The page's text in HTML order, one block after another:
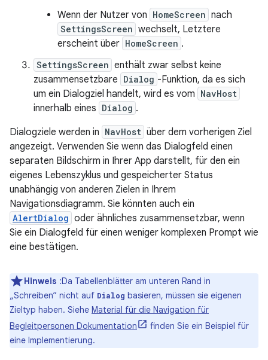
Wenn der Nutzer von HomeScreen nach
SettingsScreen wechselt, Letztere
erscheint über HomeScreen .
SettingsScreen enthält zwar selbst keine
zusammensetzbare Dialog -Funktion, da es sich
um ein Dialogziel handelt, wird es vom NavHost
innerhalb eines Dialog .
Dialogziele werden in NavHost über dem vorherigen Ziel
angezeigt. Verwenden Sie wenn das Dialogfeld einen
separaten Bildschirm in Ihrer App darstellt, für den ein
eigenes Lebenszyklus und gespeicherter Status
unabhängig von anderen Zielen in Ihrem
Navigationsdiagramm. Sie könnten auch ein
AlertDialog oder ähnliches zusammensetzbar, wenn
Sie ein Dialogfeld für einen weniger komplexen Prompt wie
eine bestätigen.
Hinweis :Da Tabellenblätter am unteren Rand in
„Schreiben“ nicht auf Dialog basieren, müssen sie eigenen
Zieltyp haben. Siehe Material für die Navigation für
Begleitpersonen Dokumentation
finden Sie ein Beispiel für
eine Implementierung.